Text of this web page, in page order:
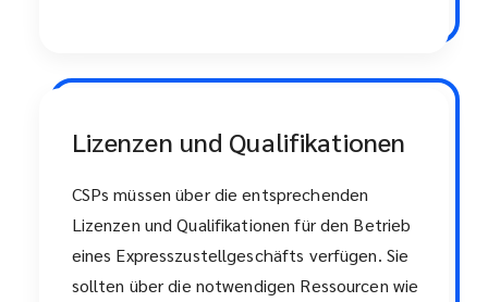
Lizenzen und Qualifikationen
CSPs müssen über die entsprechenden
Lizenzen und Qualifikationen für den Betrieb
eines Expresszustellgeschäfts verfügen. Sie
sollten über die notwendigen Ressourcen wie